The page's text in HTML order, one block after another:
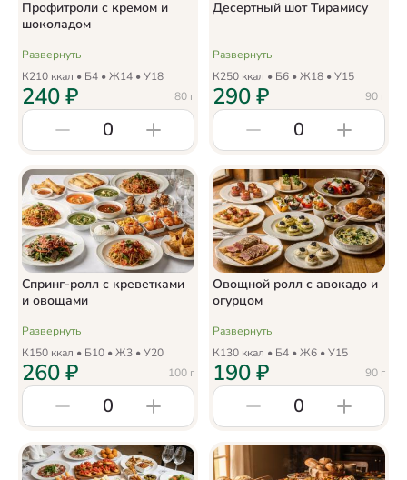
Профитроли с кремом и
шоколадом
Развернуть
К210 ккал • Б4 • Ж14 • У18
80 г
240₽
0
Десертный шот Тирамису
Развернуть
К250 ккал • Б6 • Ж18 • У15
90 г
290₽
0
Спринг-ролл с креветками
и овощами
Развернуть
К150 ккал • Б10 • Ж3 • У20
100 г
260₽
0
Овощной ролл с авокадо и
огурцом
Развернуть
К130 ккал • Б4 • Ж6 • У15
90 г
190₽
0